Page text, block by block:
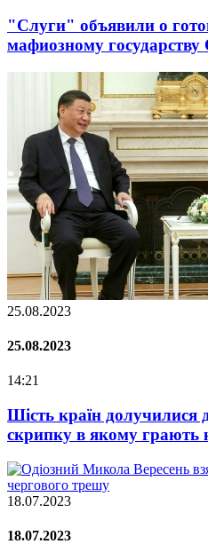
"Слуги" объявили о
мафиозному
25.08.2023
25.08.2023
14:21
Шість країн
скрипку в якому
18.07.2023
18.07.2023